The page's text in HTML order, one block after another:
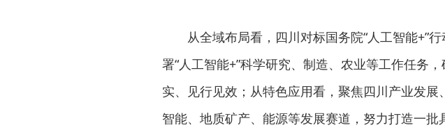
从全域布局看，四川对标国务院“人工智能+”
署“人工智能+”科学研究、制造、农业等工作任务
实、见行见效；从特色应用看，聚焦四川产业发
智能、地质矿产、能源等发展赛道，努力打造一